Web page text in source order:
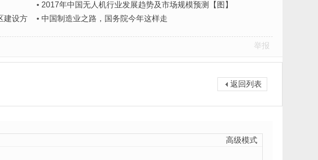
• 2017年中国无人机行业发展趋势及市场规模预测【图】
建设方
• 中国制造业之路，国务院今年这样走
举报
返回列表
高级模式